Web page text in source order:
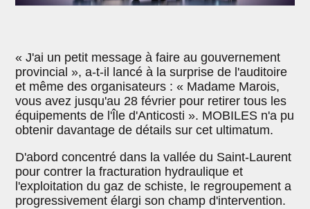
« J'ai un petit message à faire au gouvernement
provincial », a-t-il lancé à la surprise de l'auditoire
et même des organisateurs : « Madame Marois,
vous avez jusqu'au 28 février pour retirer tous les
équipements de l'Île d'Anticosti ». MOBILES n'a pu
obtenir davantage de détails sur cet ultimatum.
D'abord concentré dans la vallée du Saint-Laurent
pour contrer la fracturation hydraulique et
l'exploitation du gaz de schiste, le regroupement a
progressivement élargi son champ d'intervention.